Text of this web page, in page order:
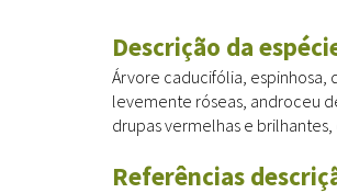
Descrição da
Árvore caducifólia, espinhosa,
levemente róseas, androceu
drupas vermelhas e
Referências